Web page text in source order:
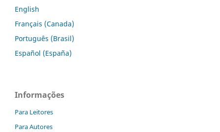
English
Français (Canada)
Português (Brasil)
Español (España)
Informações
Para Leitores
Para Autores